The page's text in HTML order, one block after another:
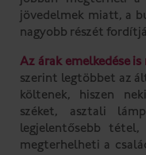
jövedelmek miatt, a
nagyobb részét
Az árak emelkedése
szerint legtöbbet az
költenek, hiszen
széket, asztali
legjelentősebb
megterhelheti a